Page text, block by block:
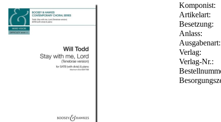
Komponist:
Artikelart:
Besetzung:
Anlass:
Ausgabenart:
Verlag:
Verlag-Nr.: